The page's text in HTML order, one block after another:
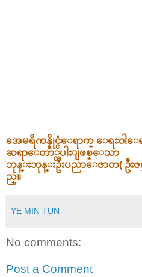
အေမရိကန္နိုင္ငံေရာက္ ေရႊ၀ါ
ဆရာေတာ္တပါးျဖစ္ေသာ
ဘုန္းဘုန္းဦးပညာေဇာတ( ဦးဇ
ည္။
YE MIN TUN
No comments:
Post a Comment